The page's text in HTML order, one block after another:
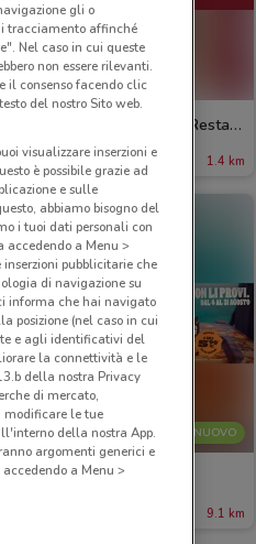
km
Roadhouse Restaurant
Scade il 18/08 1.4 km
NUOVO
Burger King
9.1 km
gli o
tracciamento affinché
Nel caso in cui queste
non essere rilevanti.
il consenso facendo clic
del nostro Sito web.
visualizzare inserzioni e
è possibile grazie ad
e sulle
abbiamo bisogno del
i tuoi dati personali con
accedendo a Menu >
inserzioni pubblicitarie che
di navigazione su
informa che hai navigato
posizione (nel caso in cui
e agli identificativi del
la connettività e le
della nostra Privacy
di mercato,
modificare le tue
della nostra App.
argomenti generici e
a Menu >